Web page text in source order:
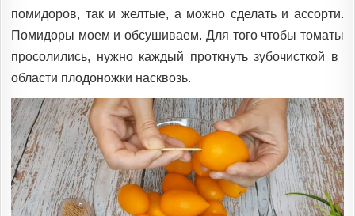
помидоров, так и желтые, а можно сделать и ассорти.
Помидоры моем и обсушиваем. Для того чтобы томаты
просолились, нужно каждый проткнуть зубочисткой в ​​
области плодоножки насквозь.